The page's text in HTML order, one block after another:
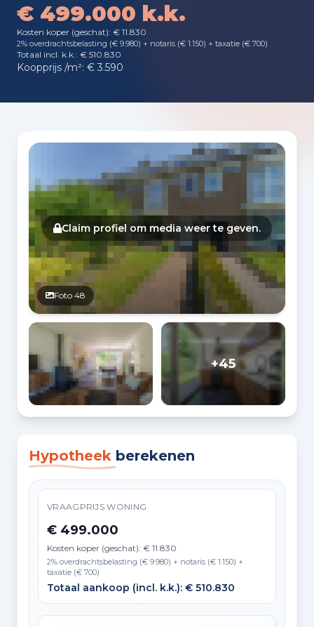
€ 499.000 k.k.
Kosten koper (geschat): € 11.830
2% overdrachtsbelasting (€ 9.980) + notaris (€ 1.150) + taxatie (€ 700)
Totaal incl. k.k.: € 510.830
Koopprijs /m²: € 3.590
Fotogalerij
Foto 48
Claim profiel om media weer te geven.
+45
Hypotheek berekenen
VRAAGPRIJS WONING
€ 499.000
Kosten koper (geschat): € 11.830
2% overdrachtsbelasting (€ 9.980) + notaris (€ 1.150) +
taxatie (€ 700)
Totaal aankoop (incl. k.k.): € 510.830